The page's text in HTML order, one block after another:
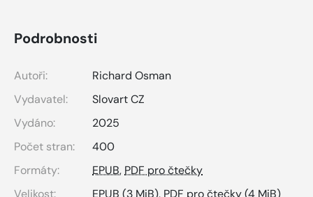
Podrobnosti
Autoři:
Richard Osman
Vydavatel:
Slovart CZ
Vydáno:
2025
Počet stran:
400
Formáty:
EPUB,PDF pro čtečky
Velikost:
EPUB (3 MiB),PDF pro čtečky(4 MiB)